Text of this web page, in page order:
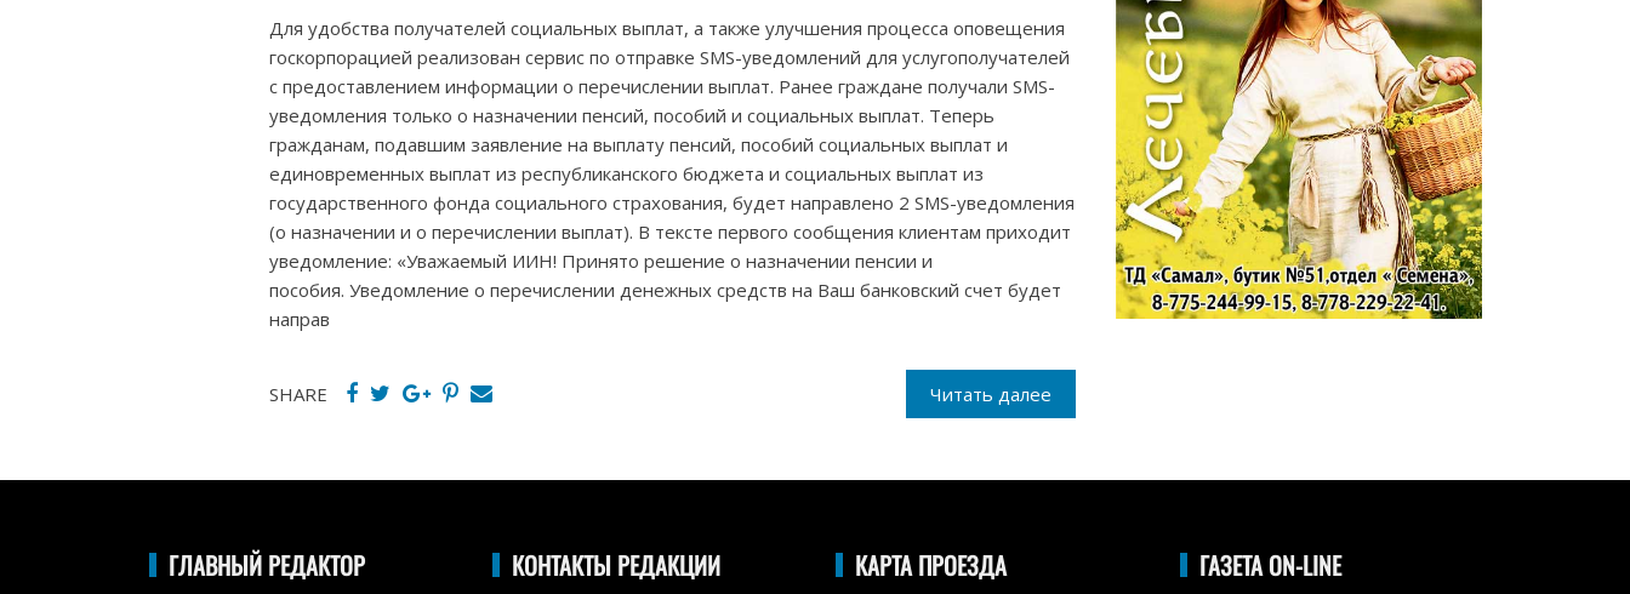
Для удобства получателей социальных выплат, а также улучшения процесса оповещения
госкорпорацией реализован сервис по отправке SMS-уведомлений для услугополучателей
с предоставлением информации о перечислении выплат. Ранее граждане получали SMS-
уведомления только о назначении пенсий, пособий и социальных выплат. Теперь
гражданам, подавшим заявление на выплату пенсий, пособий социальных выплат и
единовременных выплат из республиканского бюджета и социальных выплат из
государственного фонда социального страхования, будет направлено 2 SMS-уведомления
(о назначении и о перечислении выплат). В тексте первого сообщения клиентам приходит
уведомление: «Уважаемый ИИН! Принято решение о назначении пенсии и
пособия. Уведомление о перечислении денежных средств на Ваш банковский счет будет
направ
Читать далее
SHARE
ГЛАВНЫЙ РЕДАКТОР КОНТАКТЫ РЕДАКЦИИ КАРТА ПРОЕЗДА ГАЗЕТА ON-LINE